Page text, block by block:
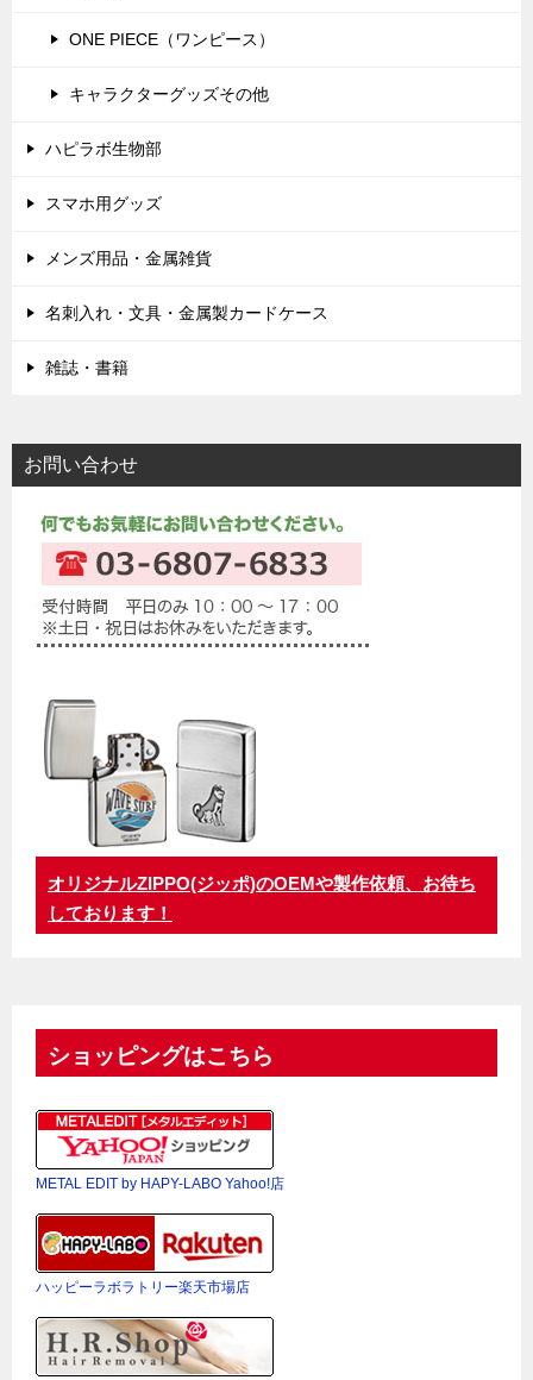
ONE PIECE（ワンピース）
キャラクターグッズその他
ハピラボ生物部
スマホ用グッズ
メンズ用品・金属雑貨
名刺入れ・文具・金属製カードケース
雑誌・書籍
お問い合わせ
オリジナルZIPPO(ジッポ)のOEMや製作依頼、お待ち
しております！
ショッピングはこちら
METAL EDIT by HAPY-LABO Yahoo!店
ハッピーラボラトリー楽天市場店